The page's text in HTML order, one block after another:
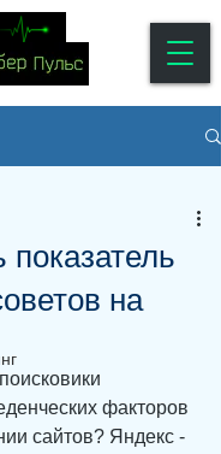
показатель
на
факторов
сайтов? Яндекс -